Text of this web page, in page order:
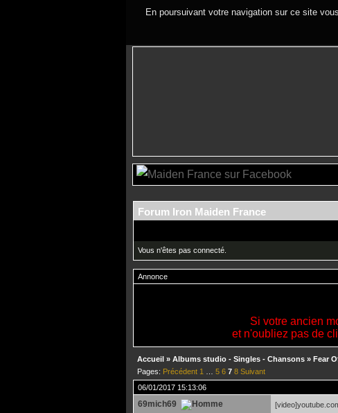
En poursuivant votre navigation sur ce site
Forum Iron Maiden France
Vous n'êtes pas connecté.
Annonce
Si votre ancien
et n'oubliez pas de
Accueil » Albums studio - Singles - Chansons » Fear
Pages: Précédent 1 5 6 7 8 Suivant
06/01/2017 15:13:06
69mich69